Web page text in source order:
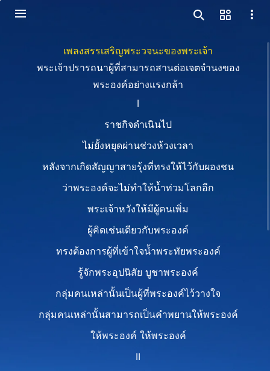
เพลงสรรเสริญพระวจนะของพระเจ้า
พระเจ้าปรารถนาผู้ที่สามารถสานต่อเจตจำนงของ
พระองค์อย่างแรงกล้า
I
ราชกิจดำเนินไป
ไม่ยั้งหยุดผ่านช่วงห้วงเวลา
หลังจากเกิดสัญญาสายรุ้งที่ทรงให้ไว้กับผองชน
ว่าพระองค์จะไม่ทำให้น้ำท่วมโลกอีก
พระเจ้าหวังให้มีผู้คนเพิ่ม
ผู้คิดเช่นเดียวกับพระองค์
ทรงต้องการผู้ที่เข้าใจน้ำพระทัยพระองค์
รู้จักพระอุปนิสัย บูชาพระองค์
กลุ่มคนเหล่านั้นเป็นผู้ที่พระองค์ไว้วางใจ
กลุ่มคนเหล่านั้นสามารถเป็นคำพยานให้พระองค์
ให้พระองค์ ให้พระองค์
II